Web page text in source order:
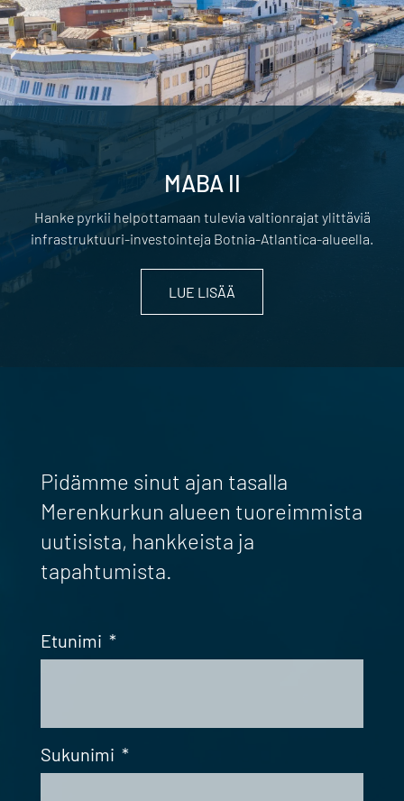
MABA II
Hanke pyrkii helpottamaan tulevia valtionrajat ylittäviä
infrastruktuuri-investointeja Botnia-Atlantica-alueella.
LUE LISÄÄ
Pidämme sinut ajan tasalla
Merenkurkun alueen tuoreimmista
uutisista, hankkeista ja
tapahtumista.
Etunimi *
Sukunimi *